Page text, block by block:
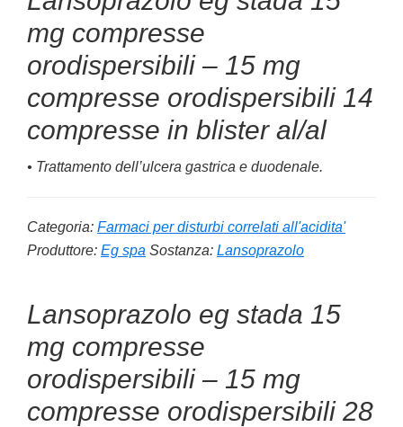
mg compresse
orodispersibili – 15 mg
compresse orodispersibili 14
compresse in blister al/al
• Trattamento dell’ulcera gastrica e duodenale.
Categoria: Farmaci per disturbi correlati all'acidita'
Produttore: Eg spa Sostanza: Lansoprazolo
Lansoprazolo eg stada 15
mg compresse
orodispersibili – 15 mg
compresse orodispersibili 28